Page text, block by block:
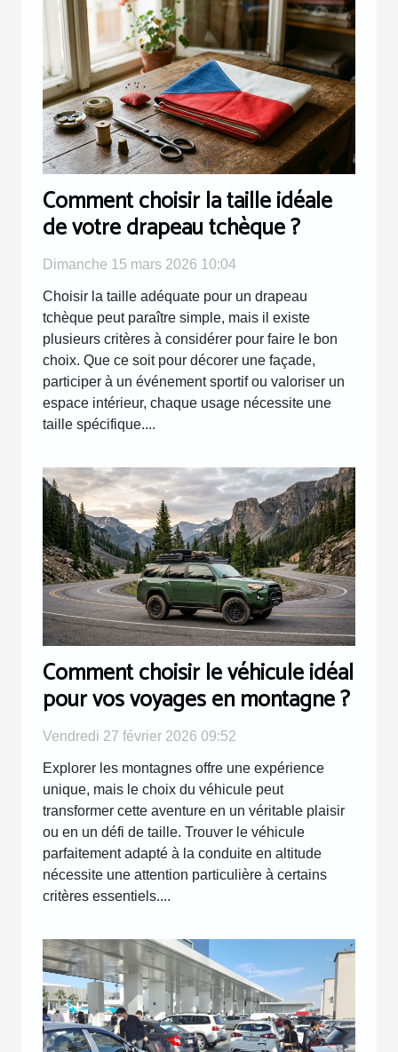
Comment choisir la taille idéale
de votre drapeau tchèque ?
Dimanche 15 mars 2026 10:04
Choisir la taille adéquate pour un drapeau
tchèque peut paraître simple, mais il existe
plusieurs critères à considérer pour faire le bon
choix. Que ce soit pour décorer une façade,
participer à un événement sportif ou valoriser un
espace intérieur, chaque usage nécessite une
taille spécifique....
Comment choisir le véhicule idéal
pour vos voyages en montagne ?
Vendredi 27 février 2026 09:52
Explorer les montagnes offre une expérience
unique, mais le choix du véhicule peut
transformer cette aventure en un véritable plaisir
ou en un défi de taille. Trouver le véhicule
parfaitement adapté à la conduite en altitude
nécessite une attention particulière à certains
critères essentiels....